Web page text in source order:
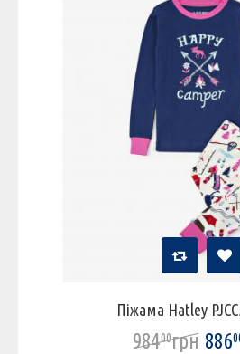
Піжама Hatley
98400грн 886